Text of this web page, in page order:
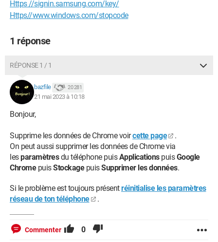
Https //signin.samsung.com/key/
Https//www.windows.com/stopcode
1 réponse
RÉPONSE 1 / 1
bazfile 20 281
21 mai 2023 à 10:18
Bonjour,
Supprime les données de Chrome voircette page
.
On peut aussi supprimer les données de Chrome via
lesparamètresdu téléphone puisApplicationspuisGoogle
ChromepuisStockagepuisSupprimer les données.
Si le problème est toujours présentréinitialise les paramètres
réseau de ton téléphone
.
Commenter 0